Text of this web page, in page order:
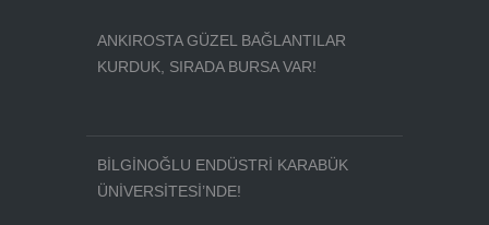
ANKIROSTA GÜZEL BAĞLANTILAR
KURDUK, SIRADA BURSA VAR!
BİLGİNOĞLU ENDÜSTRİ KARABÜK
ÜNİVERSİTESİ’NDE!